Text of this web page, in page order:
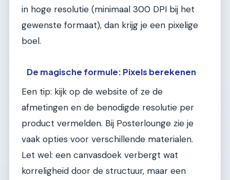
in hoge resolutie (minimaal 300 DPI bij het
gewenste formaat), dan krijg je een pixelige
boel.
De magische formule: Pixels berekenen
Een tip: kijk op de website of ze de
afmetingen en de benodigde resolutie per
product vermelden. Bij Posterlounge zie je
vaak opties voor verschillende materialen.
Let wel: een canvasdoek verbergt wat
korreligheid door de structuur, maar een